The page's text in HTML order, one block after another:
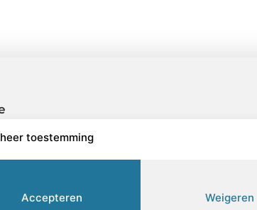
toestemming
Accepteren Weigeren
Ons team Partners